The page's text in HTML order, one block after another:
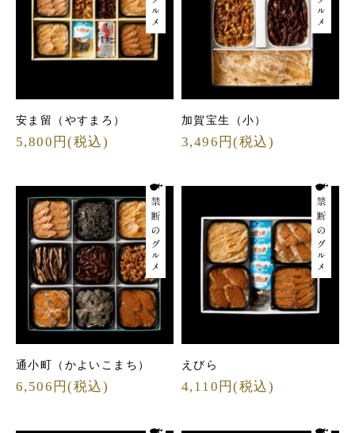
安ま留（やすまろ）
5,800円(税込)
加賀宝生（小）
3,496円(税込)
通小町（かよいこまち）
6,506円(税込)
えびら
4,110円(税込)